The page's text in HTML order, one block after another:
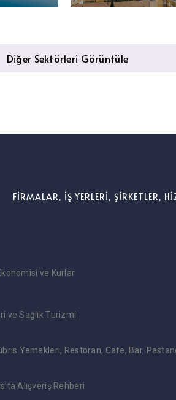
Diğer Sektörleri Görüntüle
FİRMALAR, İŞ YERLERİ, ŞİRKETLER,
ve Kurlar
ve Sağlık Turizmi
Yemekleri, Restoran, Cafe, Bar,
Alışveriş Rehberi